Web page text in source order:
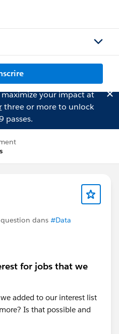
your impact at
three or more to unlock
passes.
dans #Data
for jobs that we
added to our interest list
Is that possible and